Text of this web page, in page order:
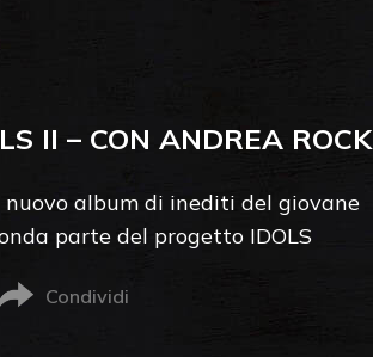
II – CON ANDREA ROCK
nuovo album di inediti del giovane
parte del progetto IDOLS
Condividi